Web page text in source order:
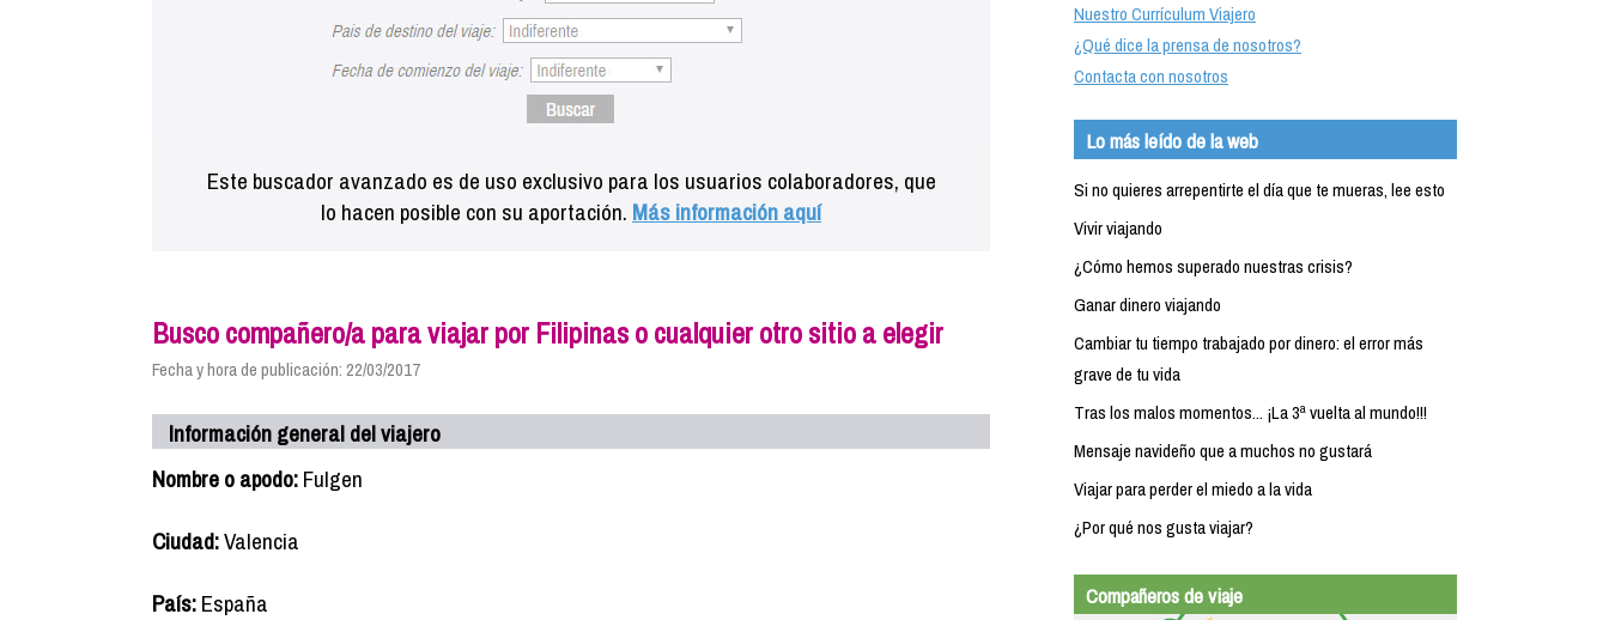
Este buscador avanzado es de uso exclusivo para los usuarios colaboradores, que
lo hacen posible con su aportación. Más información aquí
Busco compañero/a para viajar por Filipinas o cualquier otro sitio a elegir
Fecha y hora de publicación: 22/03/2017
Información general del viajero
Nombre o apodo:Fulgen
Ciudad:Valencia
País:España
Nuestro Currículum Viajero
¿Qué dice la prensa de nosotros?
Contacta con nosotros
Lo más leído de la web
Si no quieres arrepentirte el día que te mueras, lee esto
Vivir viajando
¿Cómo hemos superado nuestras crisis?
Ganar dinero viajando
Cambiar tu tiempo trabajado por dinero: el error más
grave de tu vida
Tras los malos momentos... ¡La 3ª vuelta al mundo!!!
Mensaje navideño que a muchos no gustará
Viajar para perder el miedo a la vida
¿Por qué nos gusta viajar?
Compañeros de viaje